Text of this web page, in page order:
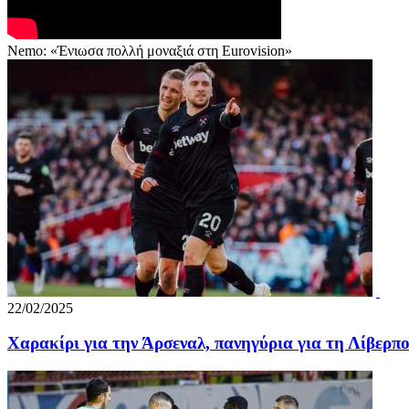
Nemo: «Ένιωσα πολλή μοναξιά στη Eurovision»
22/02/2025
Χαρακίρι για την Άρσεναλ, πανηγύρια για τη